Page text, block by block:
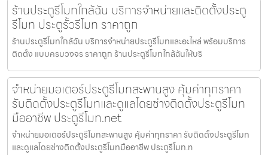
ร้านประตูรีโมทใกล้ฉัน บริการจำหน่ายและติดตั้งประตู
รีโมท ประตูรั้วรีโมท ราคาถูก
ร้านประตูรีโมทใกล้ฉัน บริการจำหน่ายประตูรีโมทและอะไหล่ พร้อมบริการ
ติดตั้ง แบบครบวงจร ราคาถูก ร้านประตูรีโมทใกล้ฉันให้บริ
จำหน่ายมอเตอร์ประตูรีโมทสะพานสูง คุ้มค่าทุกราคา
รับติดตั้งประตูรีโมทและดูแลโดยช่างติดตั้งประตูรีโมท
มืออาชีพ ประตูรีโมท.net
จำหน่ายมอเตอร์ประตูรีโมทสะพานสูง คุ้มค่าทุกราคา รับติดตั้งประตูรีโมท
และดูแลโดยช่างติดตั้งประตูรีโมทมืออาชีพ ประตูรีโมท.n